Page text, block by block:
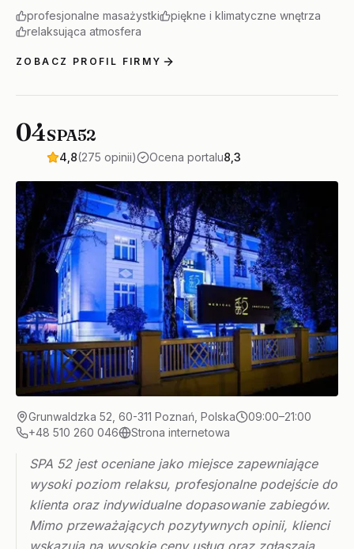
profesjonalne masażystki
piękne i klimatyczne wnętrza
relaksująca atmosfera
ZOBACZ PROFIL FIRMY
04SPA52
4,8(275 opinii) Ocena portalu8,3
Grunwaldzka 52, 60-311 Poznań, Polska
09:00–21:00
+48 510 260 046
Strona internetowa
SPA 52 jest oceniane jako miejsce zapewniające
wysoki poziom relaksu, profesjonalne podejście do
klienta oraz indywidualne dopasowanie zabiegów.
Mimo przeważających pozytywnych opinii, klienci